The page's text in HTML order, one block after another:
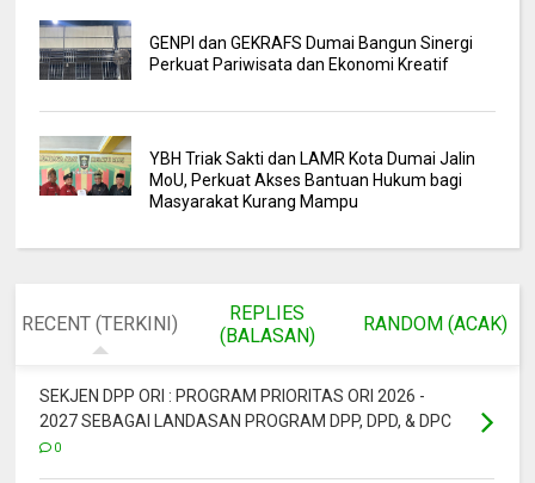
GENPI dan GEKRAFS Dumai Bangun Sinergi
Perkuat Pariwisata dan Ekonomi Kreatif
YBH Triak Sakti dan LAMR Kota Dumai Jalin
MoU, Perkuat Akses Bantuan Hukum bagi
Masyarakat Kurang Mampu
RECENT (TERKINI)
REPLIES
(BALASAN)
RANDOM (ACAK)
SEKJEN DPP ORI : PROGRAM PRIORITAS ORI 2026 -
2027 SEBAGAI LANDASAN PROGRAM DPP, DPD, & DPC
0